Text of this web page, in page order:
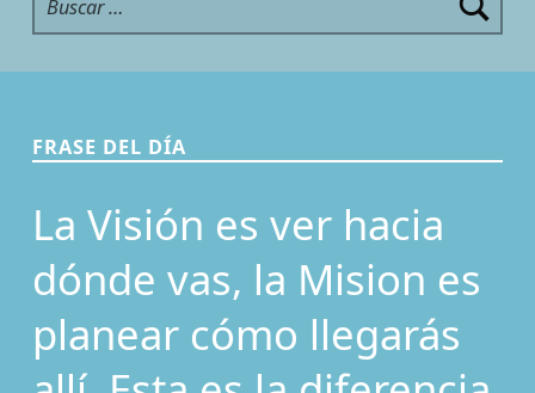
FRASE DEL DÍA
La Visión es ver hacia
dónde vas, la Mision es
planear cómo llegarás